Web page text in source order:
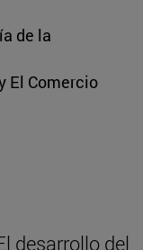
de la
El Comercio
desarrollo del